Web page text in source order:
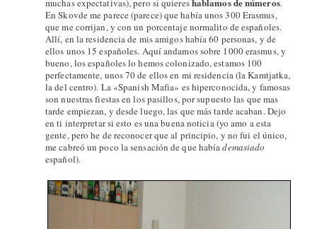
muchas expectativas), pero si quieres
.
En Skovde me parece (parece) que había unos 300 Erasmus,
que me corrijan, y con un porcentaje normalito de españoles.
Allí, en la residencia de mis amigos había 60 personas, y de
ellos unos 15 españoles. Aquí andamos sobre 1000 erasmus, y
bueno, los españoles lo hemos colonizado, estamos 100
perfectamente, unos 70 de ellos en mi residencia (la Kamtjatka,
la del centro). La «Spanish Mafia» es hiperconocida, y famosas
son nuestras fiestas en los pasillos, por supuesto las que mas
tarde empiezan, y desde luego, las que más tarde acaban. Dejo
en ti interpretar si esto es una buena noticia (yo amo a esta
gente, pero he de reconocer que al principio, y no fui el único,
me cabreó un poco la sensación de que habíademasiado
español).